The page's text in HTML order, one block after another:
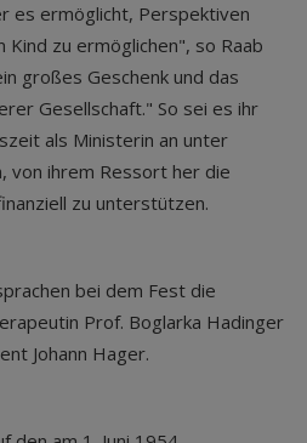
es ermöglicht, Perspektiven
Kind zu ermöglichen", so Raab
großes Geschenk und das
Gesellschaft." So sei es ihr
als Ministerin an unter
von ihrem Ressort her die
zu unterstützen.
bei dem Fest die
Prof. Boglarka Hadinger
Johann Hager.